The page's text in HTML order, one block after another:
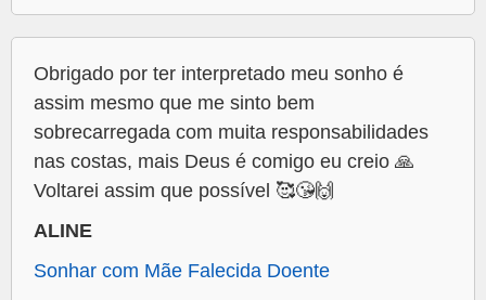
Obrigado por ter interpretado meu sonho é
assim mesmo que me sinto bem
sobrecarregada com muita responsabilidades
nas costas, mais Deus é comigo eu creio 🙏
Voltarei assim que possível 🥰😘🙌
ALINE
Sonhar com Mãe Falecida Doente